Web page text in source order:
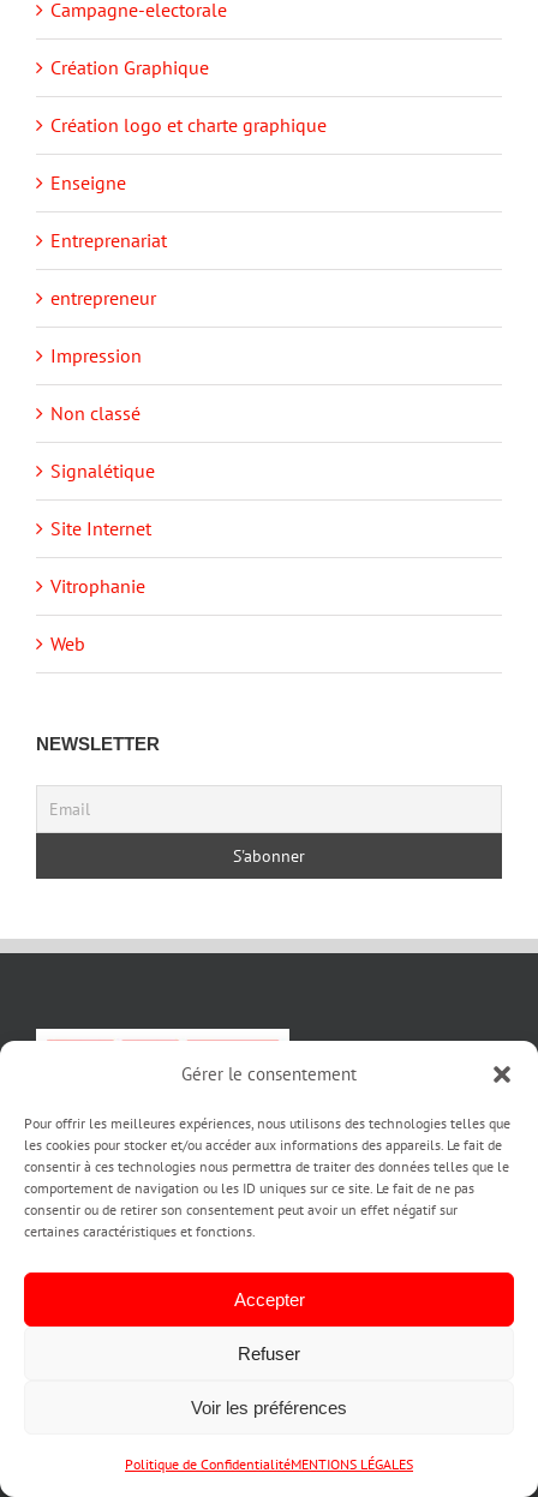
Gérer le consentement
Pour offrir les meilleures expériences, nous utilisons des technologies telles que
les cookies pour stocker et/ou accéder aux informations des appareils. Le fait de
consentir à ces technologies nous permettra de traiter des données telles que le
comportement de navigation ou les ID uniques sur ce site. Le fait de ne pas
consentir ou de retirer son consentement peut avoir un effet négatif sur
certaines caractéristiques et fonctions.
Accepter
Refuser
Voir les préférences
Politique de ConfidentialitéMENTIONS LÉGALES
Création Graphique
Création logo et charte graphique
Enseigne
Entreprenariat
entrepreneur
Impression
Non classé
Signalétique
Site Internet
Vitrophanie
Web
NOUS CONTACTER :
Agence PUBINLYON
355, Allée Jacques Monod
06 65 58 36 46
AGENCE DE COMMUNICATION PUBINLYON